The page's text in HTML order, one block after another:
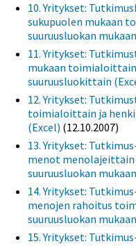
10. Yritykset:
sukupuolen mukaan
suuruusluokan
11. Yritykset:
mukaan
suuruusluokittain
12. Yritykset:
toimialoittain ja
(Excel) (12.10.2007)
13. Yritykset:
menot
suuruusluokan
14. Yritykset:
menojen rahoitus
suuruusluokan
15. Yritykset: